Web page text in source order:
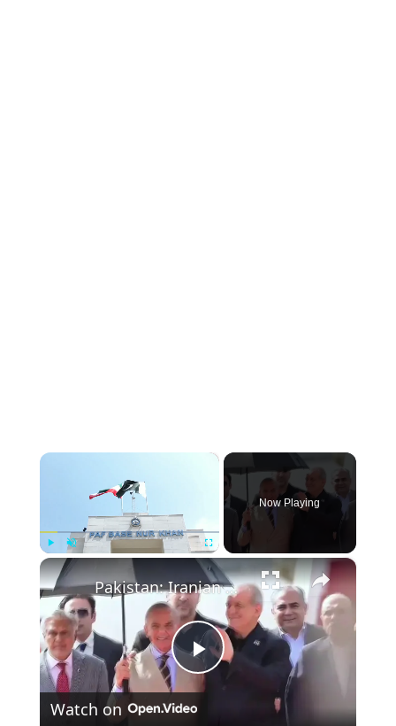
×
Play Unmute Fullscreen
Now Playing
×
Play
Pakistan: Iranian president arrives in Pakistan amid ongoing peace efforts.
Watch on